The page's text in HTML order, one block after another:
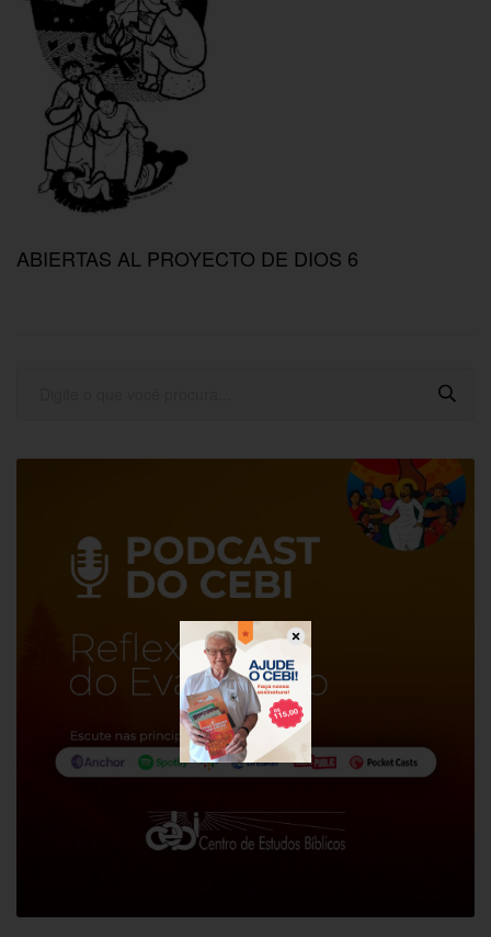
ABIERTAS AL PROYECTO DE DIOS 6